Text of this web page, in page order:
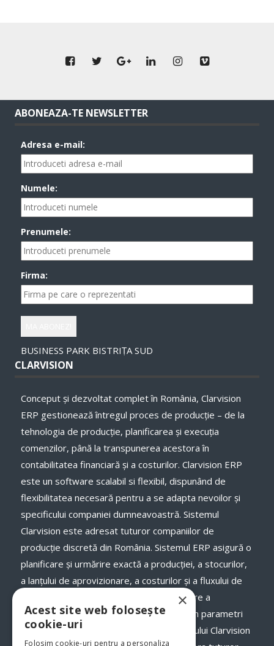
ABONEAZA-TE NEWSLETTER
Adresa e-mail:
Numele:
Prenumele:
Firma:
BUSINESS PARK BISTRIȚA SUD
CLARVISION
Conceput și dezvoltat complet în România, Clarvision
ERP gestionează întregul proces de producție – de la
tehnologia de producție, planificarea și execuţia
comenzilor, până la transpunerea acestora în
contabilitatea financiară și a costurilor. Clarvision ERP
este un software scalabil si flexibil, dispunând de
flexibilitatea necesară pentru a se adapta nevoilor și
specificului companiei dumneavoastră. Sistemul
Clarvision este adresat tuturor companiilor de
producție discretă din România. Sistemul ERP asigură o
planificare și urmărire exactă a producției, a stocurilor,
a lanţului de aprovizionare, a costurilor și a fluxului de
numerar, a termenelor de livrare și onorare a
comenzilor către clienții dumneavoastră, în parametri
optimi. Odată cu implementarea programului Clarvision
×
Acest site web folosește
cookie-uri
Folosim cookie-uri pentru a personaliza